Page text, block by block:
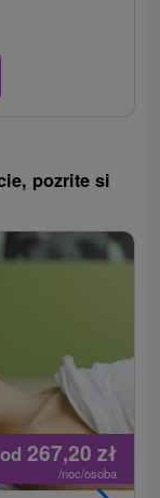
pozrite si
od 267,20zł
/noc/osoba